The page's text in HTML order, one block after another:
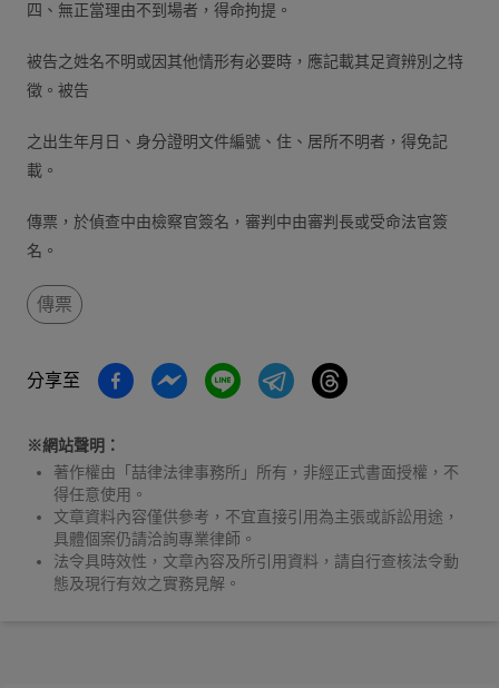
四、無正當理由不到場者，得命拘提。
被告之姓名不明或因其他情形有必要時，應記載其足資辨別之特
徵。被告
之出生年月日、身分證明文件編號、住、居所不明者，得免記
載。
傳票，於偵查中由檢察官簽名，審判中由審判長或受命法官簽
名。
傳票
分享至
※網站聲明：
著作權由「喆律法律事務所」所有，非經正式書面授權，不
得任意使用。
文章資料內容僅供參考，不宜直接引用為主張或訴訟用途，
具體個案仍請洽詢專業律師。
法令具時效性，文章內容及所引用資料，請自行查核法令動
態及現行有效之實務見解。